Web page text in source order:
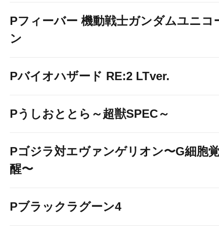
Pフィーバー 機動戦士ガンダムユニコ
ン
Pバイオハザード RE:2 LTver.
Pうしおととら～超獣SPEC～
Pゴジラ対エヴァンゲリオン〜G細胞
醒〜
Pブラックラグーン4